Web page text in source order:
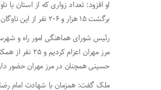
برگشت ۱۵ هزار و ۲۰۶ نفر از این ناوگان استفاده کردند.
مرز مهران
حسینی همچنان در مرز مهران حضور
ملک گفت: همزمان با شهادت امام رضا